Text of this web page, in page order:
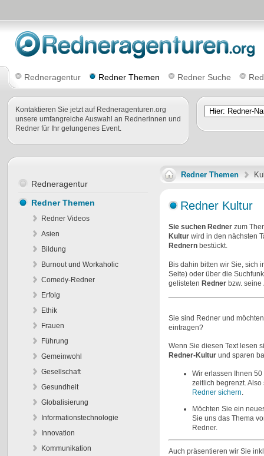
Redneragentur Redner Themen Redner Suche
Kontaktieren Sie jetzt auf Redneragenturen.org
unsere umfangreiche Auswahl an Rednerinnen und
Redner für Ihr gelungenes Event.
Redner Themen
Redner Kultur
Sie suchen Rednerzum
Kulturwird in den nächsten
Rednernbestückt.
Bis dahin bitten wir Sie, sich
Seite) oder über die
gelisteten Rednerbzw. seine
Sie sind Redner und
eintragen?
Wenn Sie diesen Text lesen
Redner-Kulturund sparen
Wir erlassen Ihnen
zeitlich begrenzt.
Redner sichern.
Möchten Sie ein
Sie uns das Thema
Redner.
Auch präsentieren wir Sie
Redneragentur
Redner Themen
Redner Videos
Asien
Bildung
Burnout und Workaholic
Comedy-Redner
Erfolg
Ethik
Frauen
Führung
Gemeinwohl
Gesellschaft
Gesundheit
Globalisierung
Informationstechnologie
Innovation
Kommunikation